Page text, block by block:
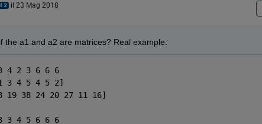
il 23 Mag 2018
the a1 and a2 are matrices? Real example:
4 2 3 6 6 6
3 4 5 4 5 2]
19 38 24 20 27 11 16]
3 4 5 6 6 6